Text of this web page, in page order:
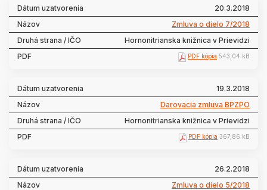
20.3.2018
Zmluva o dielo 7/2018
Hornonitrianska knižnica v Prievidzi
PDF kópia 543,04 kB
19.3.2018
Darovacia zmluva BPZPO
Hornonitrianska knižnica v Prievidzi
PDF kópia 367,86 kB
26.2.2018
Zmluva o dielo 5/2018